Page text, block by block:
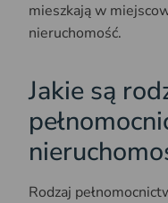
mieszkają w
nieruchomość.
Jakie są
Rodzaj